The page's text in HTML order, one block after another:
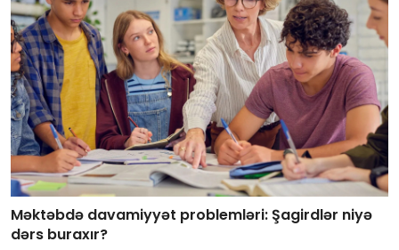
Məktəbdə davamiyyət problemləri: Şagirdlər niyə
dərs buraxır?